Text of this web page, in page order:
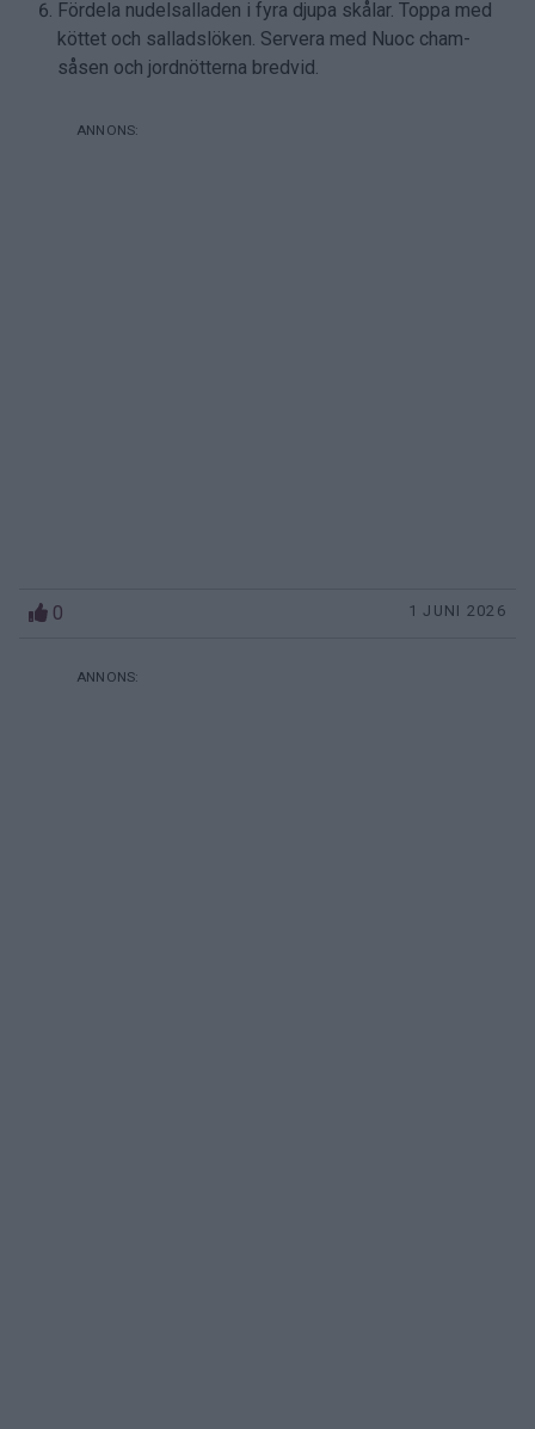
Fördela nudelsalladen i fyra djupa skålar. Toppa med
köttet och salladslöken. Servera med Nuoc cham-
såsen och jordnötterna bredvid.
0 1 JUNI 2026